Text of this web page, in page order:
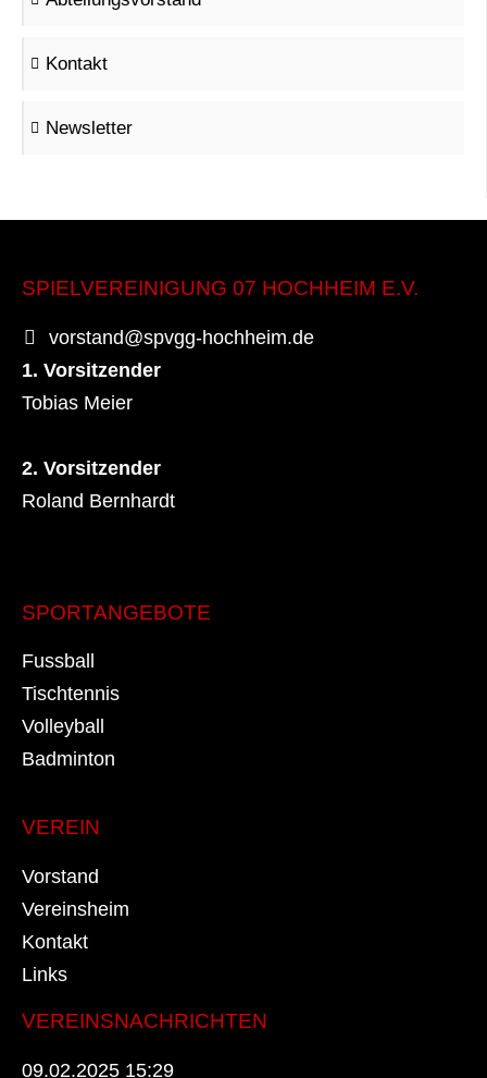
Kontakt
Newsletter
SPIELVEREINIGUNG 07 HOCHHEIM E.V.
vorstand@spvgg-hochheim.de
1. Vorsitzender
Tobias Meier
2. Vorsitzender
Roland Bernhardt
SPORTANGEBOTE
Fussball
Tischtennis
Volleyball
Badminton
VEREIN
Vorstand
Vereinsheim
Kontakt
Links
VEREINSNACHRICHTEN
09.02.2025 15:29